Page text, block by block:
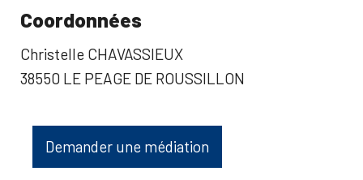
Coordonnées
Christelle CHAVASSIEUX
38550 LE PEAGE DE ROUSSILLON
Demander une médiation